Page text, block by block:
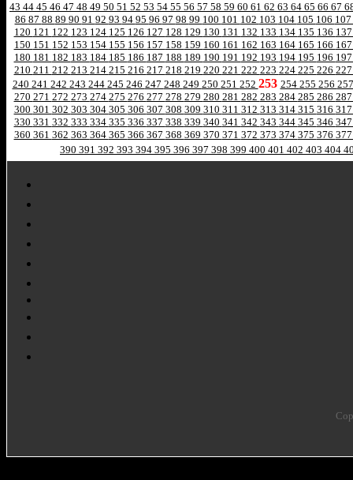
43 44 45 46 47 48 49 50 51 52 53 54 55 56 57 58 59 60 61 62 63 64 65 66 67
86 87 88 89 90 91 92 93 94 95 96 97 98 99 100 101 102 103 104 105 106 107
120 121 122 123 124 125 126 127 128 129 130 131 132 133 134 135 136
150 151 152 153 154 155 156 157 158 159 160 161 162 163 164 165 166
180 181 182 183 184 185 186 187 188 189 190 191 192 193 194 195 196
210 211 212 213 214 215 216 217 218 219 220 221 222 223 224 225 226
240 241 242 243 244 245 246 247 248 249 250 251 252 253 254 255 256
270 271 272 273 274 275 276 277 278 279 280 281 282 283 284 285 286
300 301 302 303 304 305 306 307 308 309 310 311 312 313 314 315 316
330 331 332 333 334 335 336 337 338 339 340 341 342 343 344 345 346
360 361 362 363 364 365 366 367 368 369 370 371 372 373 374 375 376
390 391 392 393 394 395 396 397 398 399 400 401 402 403 404